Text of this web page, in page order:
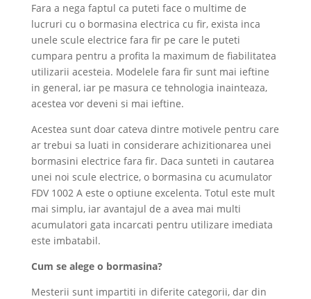
Fara a nega faptul ca puteti face o multime de
lucruri cu o bormasina electrica cu fir, exista inca
unele scule electrice fara fir pe care le puteti
cumpara pentru a profita la maximum de fiabilitatea
utilizarii acesteia. Modelele fara fir sunt mai ieftine
in general, iar pe masura ce tehnologia inainteaza,
acestea vor deveni si mai ieftine.
Acestea sunt doar cateva dintre motivele pentru care
ar trebui sa luati in considerare achizitionarea unei
bormasini electrice fara fir. Daca sunteti in cautarea
unei noi scule electrice, o bormasina cu acumulator
FDV 1002 A este o optiune excelenta. Totul este mult
mai simplu, iar avantajul de a avea mai multi
acumulatori gata incarcati pentru utilizare imediata
este imbatabil.
Cum sealege o bormasina?
Mesterii sunt impartiti in diferite categorii, dar din